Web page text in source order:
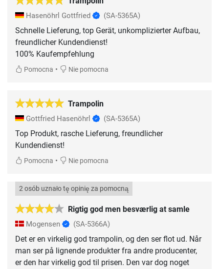
Hasenöhrl Gottfried (SA-5365A)
Schnelle Lieferung, top Gerät, unkomplizierter Aufbau,
freundlicher Kundendienst!
100% Kaufempfehlung
Pomocna • Nie pomocna
Trampolin
Gottfried Hasenöhrl (SA-5365A)
Top Produkt, rasche Lieferung, freundlicher
Kundendienst!
Pomocna • Nie pomocna
Rigtig god men besværlig at samle
2 osób uznało tę opinię za pomocną
Mogensen (SA-5366A)
Det er en virkelig god trampolin, og den ser flot ud. Når
man ser på lignende produkter fra andre producenter,
er den har virkelig god til prisen. Den var dog noget